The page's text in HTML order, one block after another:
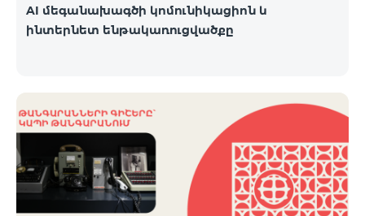
AI մեգանախագծի կոմունիկացիոն և
ինտերնետ ենթակառուցվածքը